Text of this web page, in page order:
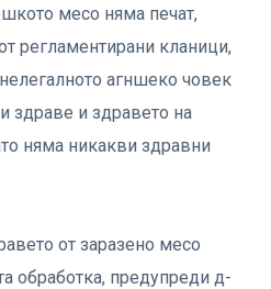
месо няма печат,
регламентирани кланици,
агншеко човек
здраве и здравето на
няма никакви здравни
от заразено месо
обработка, предупреди д-